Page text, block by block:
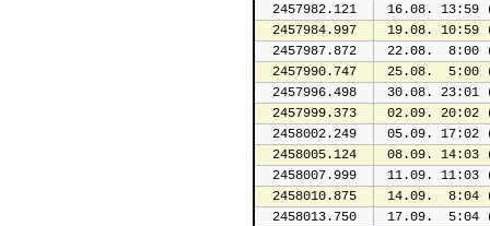
2457982.121
16.08. 13:59
2457984.997
19.08. 10:59
2457987.872
22.08.  8:00
2457990.747
25.08.  5:00
2457996.498
30.08. 23:01
2457999.373
02.09. 20:02
2458002.249
05.09. 17:02
2458005.124
08.09. 14:03
2458007.999
11.09. 11:03
2458010.875
14.09.  8:04
2458013.750
17.09.  5:04